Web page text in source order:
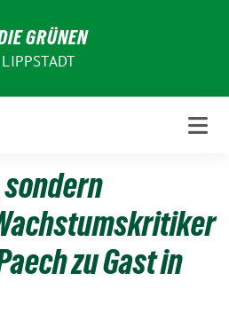
GRÜNEN
sondern
zu Gast in